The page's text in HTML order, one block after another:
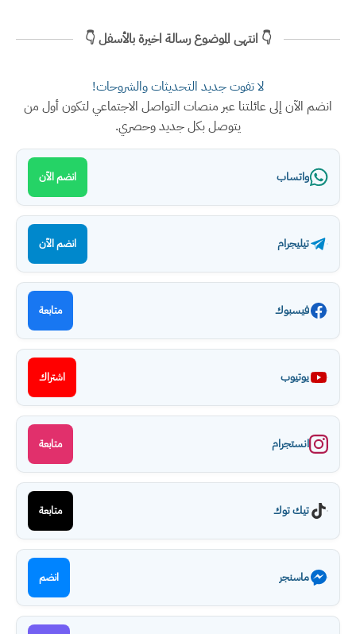
👇 انتهى الموضوع رسالة اخيرة بالأسفل 👇
لا تفوت جديد التحديثات والشروحات!
انضم الآن إلى عائلتنا عبر منصات التواصل الاجتماعي لتكون أول من
يتوصل بكل جديد وحصري.
واتساب انضم الآن
تيليجرام انضم الآن
فيسبوك متابعة
يوتيوب اشتراك
انستجرام متابعة
تيك توك متابعة
ماسنجر انضم